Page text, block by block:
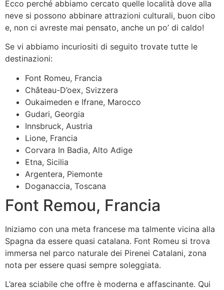
Ecco perché abbiamo cercato quelle località dove alla
neve si possono abbinare attrazioni culturali, buon cibo
e, non ci avreste mai pensato, anche un po’ di caldo!
Se vi abbiamo incuriositi di seguito trovate tutte le
destinazioni:
Font Romeu, Francia
Château-D’oex, Svizzera
Oukaimeden e Ifrane, Marocco
Gudari, Georgia
Innsbruck, Austria
Lione, Francia
Corvara In Badia, Alto Adige
Etna, Sicilia
Argentera, Piemonte
Doganaccia, Toscana
Font Remou, Francia
Iniziamo con una meta francese ma talmente vicina alla
Spagna da essere quasi catalana. Font Romeu si trova
immersa nel parco naturale dei Pirenei Catalani, zona
nota per essere quasi sempre soleggiata.
L’area sciabile che offre è moderna e affascinante. Qui